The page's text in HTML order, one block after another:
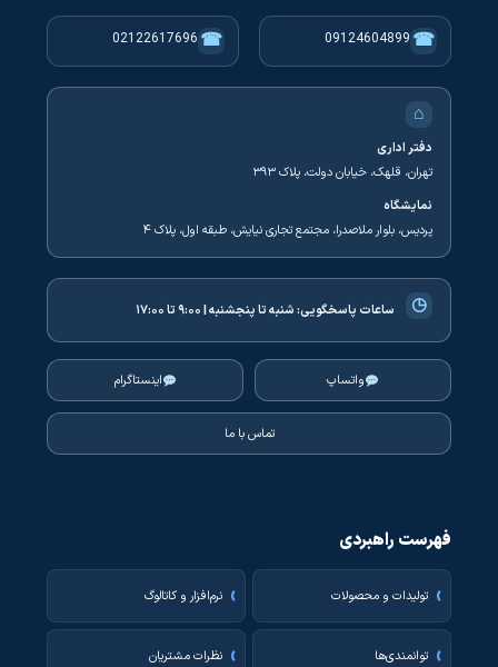
☎
09124604899
☎
02122617696
⌂
دفتر اداری
تهران، قلهک، خیابان دولت، پلاک ۳۹۳
نمایشگاه
پردیس، بلوار ملاصدرا، مجتمع تجاری نیایش، طبقه اول، پلاک ۴
◷ ساعات پاسخگویی:شنبه تا پنجشنبه | ۹:۰۰ تا ۱۷:۰۰
واتساپ اینستاگرام
تماس با ما
فهرست راهبردی
تولیدات و محصولات نرم‌افزار و کاتالوگ
توانمندی‌ها نظرات مشتریان